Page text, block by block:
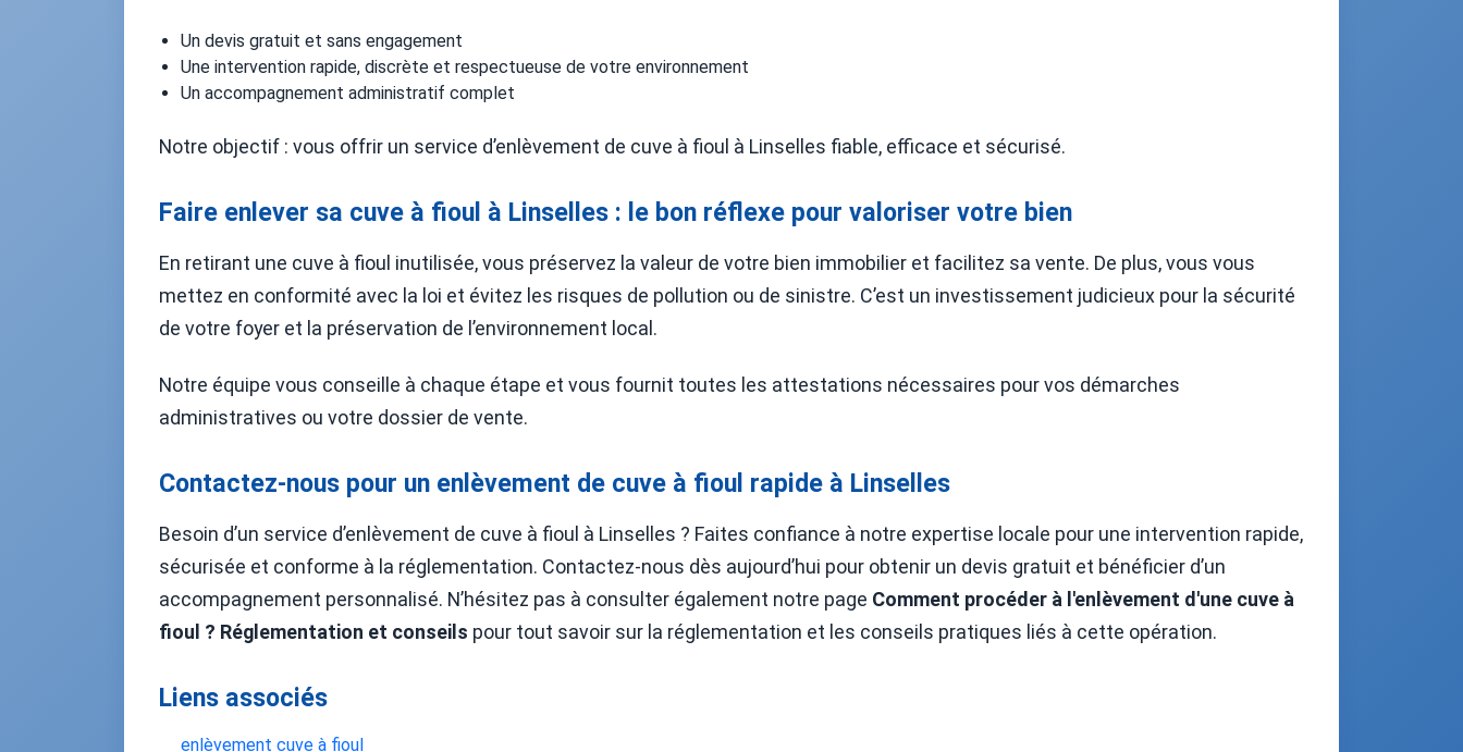
Un devis gratuit et sans engagement
Une intervention rapide, discrète et respectueuse de votre environnement
Un accompagnement administratif complet
Notre objectif : vous offrir un service d’enlèvement de cuve à fioul à Linselles fiable, efficace et sécurisé.
Faire enlever sa cuve à fioul à Linselles : le bon réflexe pour valoriser votre bien
En retirant une cuve à fioul inutilisée, vous préservez la valeur de votre bien immobilier et facilitez sa vente. De plus, vous vous
mettez en conformité avec la loi et évitez les risques de pollution ou de sinistre. C’est un investissement judicieux pour la sécurité
de votre foyer et la préservation de l’environnement local.
Notre équipe vous conseille à chaque étape et vous fournit toutes les attestations nécessaires pour vos démarches
administratives ou votre dossier de vente.
Contactez-nous pour un enlèvement de cuve à fioul rapide à Linselles
Besoin d’un service d’enlèvement de cuve à fioul à Linselles ? Faites confiance à notre expertise locale pour une intervention rapide,
sécurisée et conforme à la réglementation. Contactez-nous dès aujourd’hui pour obtenir un devis gratuit et bénéficier d’un
accompagnement personnalisé. N’hésitez pas à consulter également notre page Comment procéder à l'enlèvement d'une cuve à
fioul ? Réglementation et conseils pour tout savoir sur la réglementation et les conseils pratiques liés à cette opération.
Liens associés
enlèvement cuve à fioul